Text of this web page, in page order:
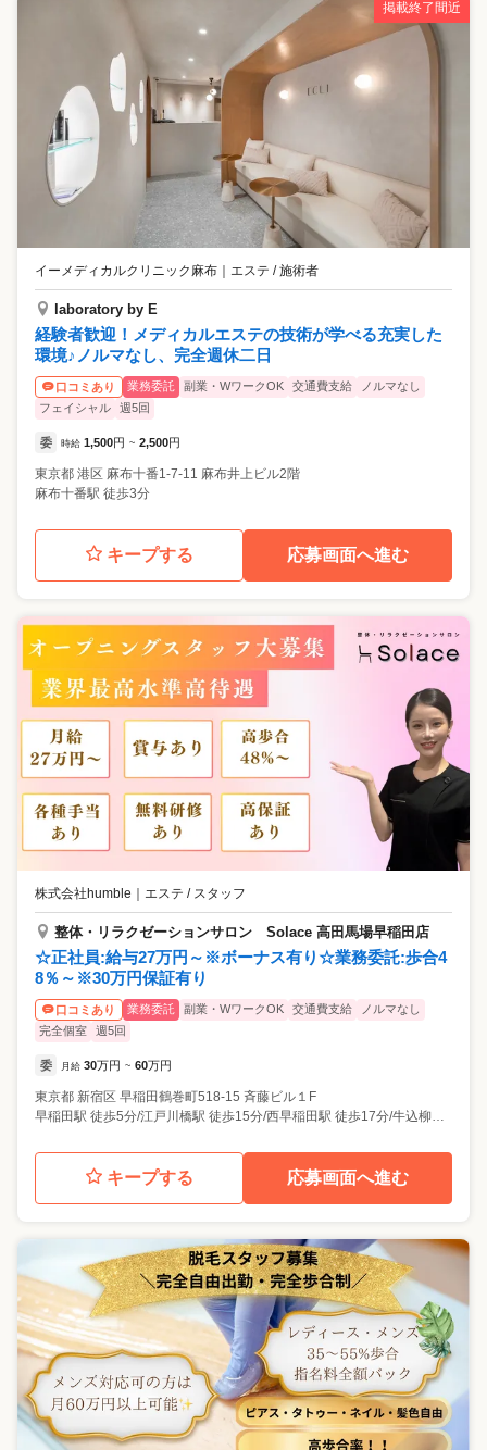
掲載終了間近
イーメディカルクリニック麻布 ｜ エステ / 施術者
laboratory by E
経験者歓迎！メディカルエステの技術が学べる充実した
環境♪ノルマなし、完全週休二日
口コミあり 業務委託 副業・WワークOK 交通費支給
ノルマなし
フェイシャル
週5回
委 時給 1,500円 ~ 2,500円
東京都 港区 麻布十番1-7-11 麻布井上ビル2階
麻布十番駅 徒歩3分
キープする 応募画面へ進む
株式会社humble エステ / スタッフ
整体・リラクゼーションサロン Solace 高田馬場早稲田店
☆正社員:給与27万円～※ボーナス有り☆業務委託:歩合4
8％～※30万円保証有り
口コミあり 業務委託 副業・WワークOK 交通費支給
ノルマなし
完全個室
週5回
委 月給 30万円 ~ 60万円
東京都 新宿区 早稲田鶴巻町518-15 斉藤ビル１F
早稲田駅 徒歩5分/江戸川橋駅 徒歩15分/西早稲田駅 徒歩17分/牛込柳町駅 徒歩18分/神楽坂駅 徒歩18分
キープする 応募画面へ進む